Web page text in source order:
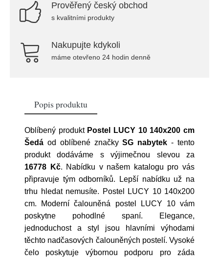
Prověřený český obchod
s kvalitními produkty
Nakupujte kdykoli
máme otevřeno 24 hodin denně
Popis produktu
Oblíbený produkt Postel LUCY 10 140x200 cm
Šedá od oblíbené značkySG nabytek - tento
produkt dodáváme s výjimečnou slevou za
16778 Kč. Nabídku v našem katalogu pro vás
připravuje tým odborníků. Lepší nabídku už na
trhu hledat nemusíte. Postel LUCY 10 140x200
cm. Moderní čalouněná postel LUCY 10 vám
poskytne pohodlné spaní. Elegance,
jednoduchost a styl jsou hlavními výhodami
těchto nadčasových čalouněných postelí. Vysoké
čelo poskytuje výbornou podporu pro záda